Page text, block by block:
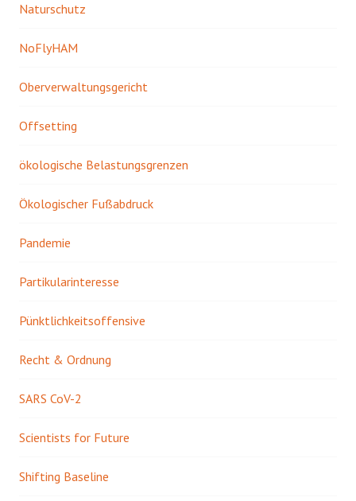
Naturschutz
NoFlyHAM
Oberverwaltungsgericht
Offsetting
ökologische Belastungsgrenzen
Ökologischer Fußabdruck
Pandemie
Partikularinteresse
Pünktlichkeitsoffensive
Recht & Ordnung
SARS CoV-2
Scientists for Future
Shifting Baseline